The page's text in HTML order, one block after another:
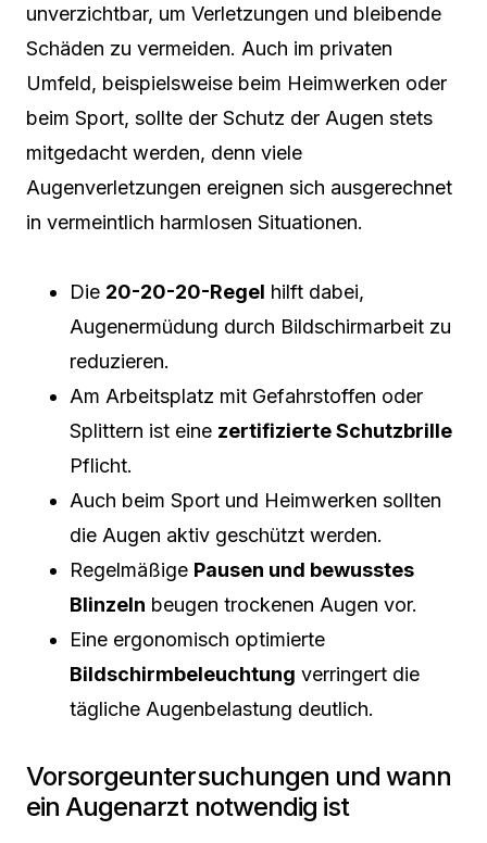
unverzichtbar, um Verletzungen und bleibende
Schäden zu vermeiden. Auch im privaten
Umfeld, beispielsweise beim Heimwerken oder
beim Sport, sollte der Schutz der Augen stets
mitgedacht werden, denn viele
Augenverletzungen ereignen sich ausgerechnet
in vermeintlich harmlosen Situationen.
Die 20-20-20-Regel hilft dabei,
Augenermüdung durch Bildschirmarbeit zu
reduzieren.
Am Arbeitsplatz mit Gefahrstoffen oder
Splittern ist eine zertifizierte Schutzbrille
Pflicht.
Auch beim Sport und Heimwerken sollten
die Augen aktiv geschützt werden.
Regelmäßige Pausen und bewusstes
Blinzeln beugen trockenen Augen vor.
Eine ergonomisch optimierte
Bildschirmbeleuchtung verringert die
tägliche Augenbelastung deutlich.
Vorsorgeuntersuchungen und wann
ein Augenarzt notwendig ist